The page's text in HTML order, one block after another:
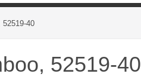
40
52519-40